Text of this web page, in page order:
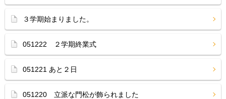
３学期始まりました。
051222 ２学期終業式
051221 あと２日
051220 立派な門松が飾られました